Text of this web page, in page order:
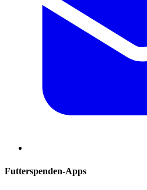
Futterspenden-Apps